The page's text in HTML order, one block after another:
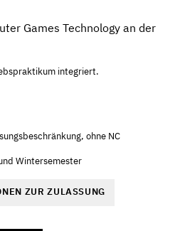
Games Technology an der
integriert.
ohne NC
Wintersemester
ZUR ZULASSUNG